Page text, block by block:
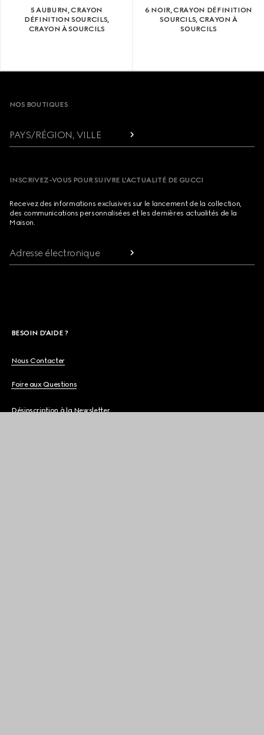
5 AUBURN, CRAYON
DÉFINITION SOURCILS,
CRAYON À SOURCILS
6 NOIR, CRAYON DÉFINITION
SOURCILS, CRAYON À
SOURCILS
Footer
NOS BOUTIQUES
PAYS/RÉGION, VILLE
INSCRIVEZ-VOUS POUR SUIVRE L’ACTUALITÉ DE GUCCI
Recevez des informations exclusives sur le lancement de la collection,
des communications personnalisées et les dernières actualités de la
Maison.
Adresse électronique
BESOIN D'AIDE ?
Nous Contacter
Foire aux Questions
Désinscription à la Newsletter